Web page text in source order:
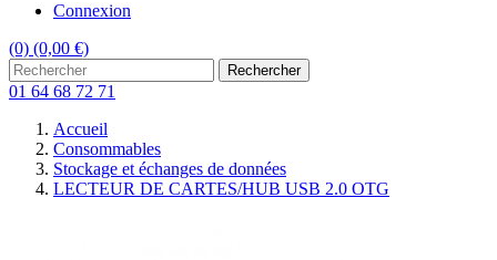
Connexion
(0) (0,00 €)
Rechercher
01 64 68 72 71
Accueil
Consommables
Stockage et échanges de données
LECTEUR DE CARTES/HUB USB 2.0 OTG